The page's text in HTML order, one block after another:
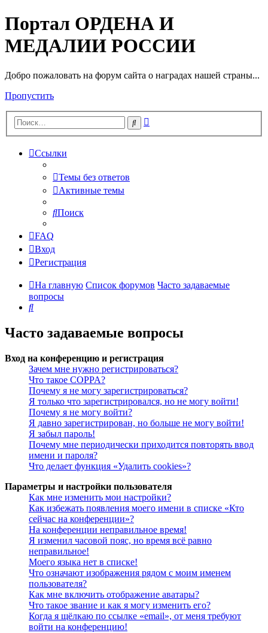
Портал ОРДЕНА И
МЕДАЛИИ РОССИИ
Добро пожаловать на форум сайта о наградах нашей страны...
Пропустить
Поиск
Ссылки
Темы без ответов
Активные темы
Поиск
FAQ
Вход
Регистрация
На главную Список форумов Часто задаваемые
вопросы
Поиск
Часто задаваемые вопросы
Вход на конференцию и регистрация
Зачем мне нужно регистрироваться?
Что такое COPPA?
Почему я не могу зарегистрироваться?
Я только что зарегистрировался, но не могу войти!
Почему я не могу войти?
Я давно зарегистрирован, но больше не могу войти!
Я забыл пароль!
Почему мне периодически приходится повторять ввод
имени и пароля?
Что делает функция «Удалить cookies»?
Параметры и настройки пользователя
Как мне изменить мои настройки?
Как избежать появления моего имени в списке «Кто
сейчас на конференции»?
На конференции неправильное время!
Я изменил часовой пояс, но время всё равно
неправильное!
Моего языка нет в списке!
Что означают изображения рядом с моим именем
пользователя?
Как мне включить отображение аватары?
Что такое звание и как я могу изменить его?
Когда я щёлкаю по ссылке «email», от меня требуют
войти на конференцию!